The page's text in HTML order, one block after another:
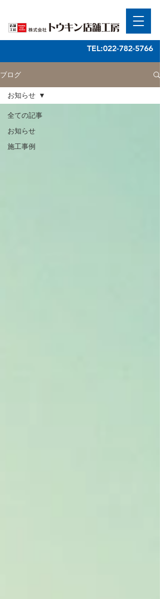
TEL:022-782-5766
ブログ
全ての記事
お知らせ
施工事例
お知らせ